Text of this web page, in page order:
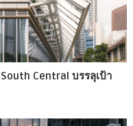
Central บรรลุเป้า